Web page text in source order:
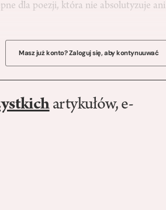
dla poezji, która nie absolutyzuje ani
Masz już konto? Zaloguj się, aby kontynuuwać
artykułów, e-